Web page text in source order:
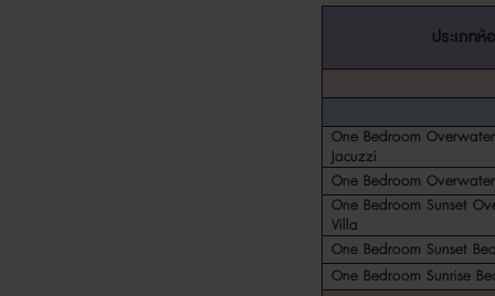
ประเภทห้
One Bedroom
Jacuzzi
One Bedroom
One Bedroom Sunset
Villa
One Bedroom Sunset
One Bedroom Sunrise